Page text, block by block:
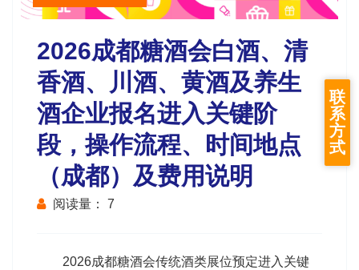
2026成都糖酒会白酒、清
香酒、川酒、黄酒及养生
酒企业报名进入关键阶
段，操作流程、时间地点
（成都）及费用说明
阅读量： 7
2026成都糖酒会传统酒类展位预定进入关键
联
系
方
式